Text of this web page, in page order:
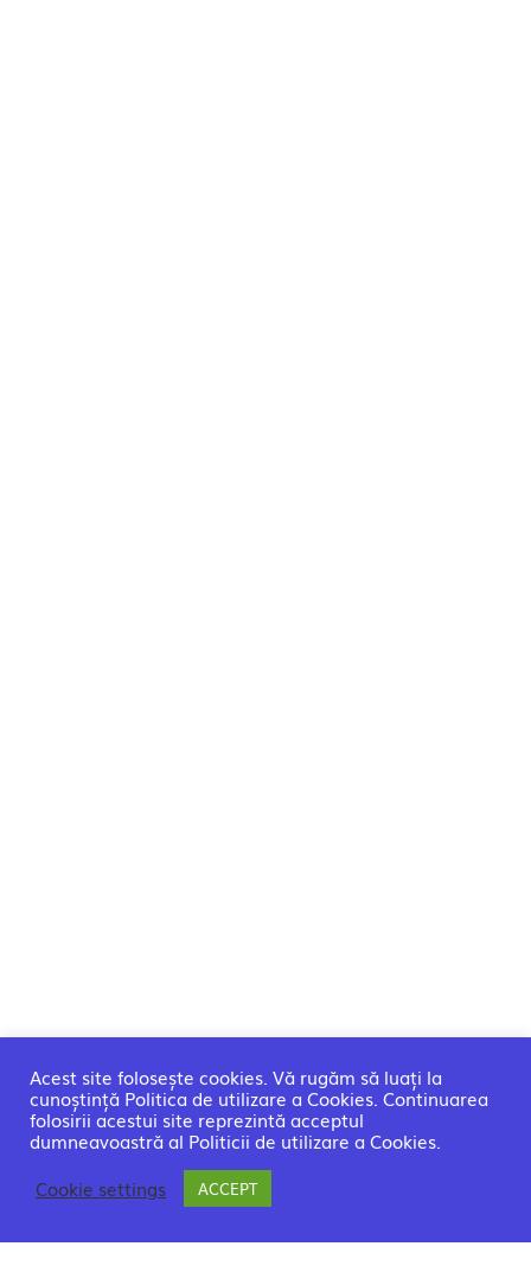
Acest site folosește cookies. Vă rugăm să luați la
cunoștință Politica de utilizare a Cookies. Continuarea
folosirii acestui site reprezintă acceptul
dumneavoastră al Politicii de utilizare a Cookies.
Cookie settings
ACCEPT